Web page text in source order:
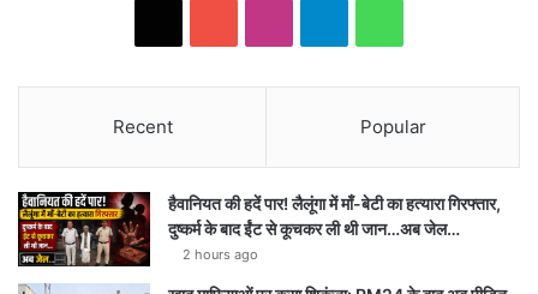
T
u
b
t
a
e
g
a
t
s
Recent Popular
हैवानियत की हदें पार! लैलूंगा में माँ-बेटी का हत्यारा गिरफ्तार,
दुष्कर्म के बाद ईंट से कूचकर ली थी जान…अब जेल…
2 hours ago